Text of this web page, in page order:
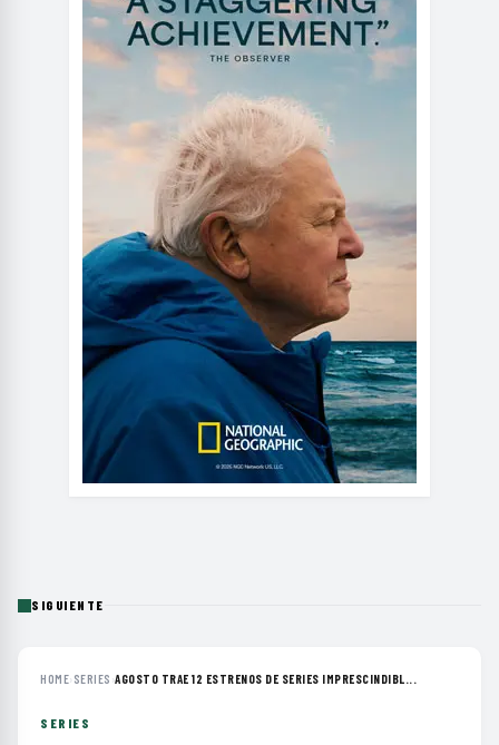
SIGUIENTE
HOME› SERIES ›AGOSTO TRAE 12 ESTRENOS DE SERIES IMPRESCINDIBL...
SERIES